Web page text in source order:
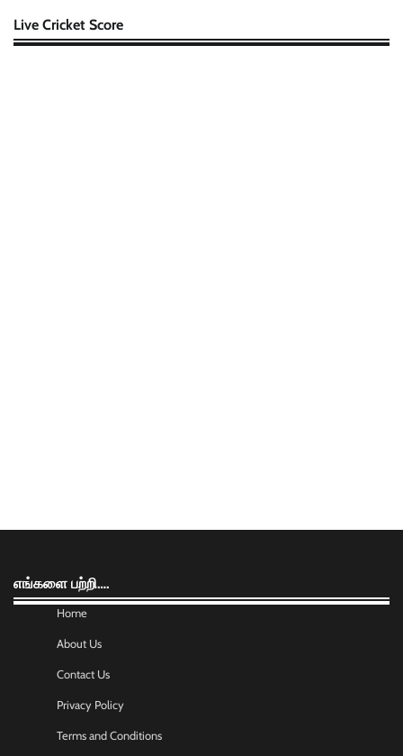
Live Cricket Score
எங்களை பற்றி….
Home
About Us
Contact Us
Privacy Policy
Terms and Conditions